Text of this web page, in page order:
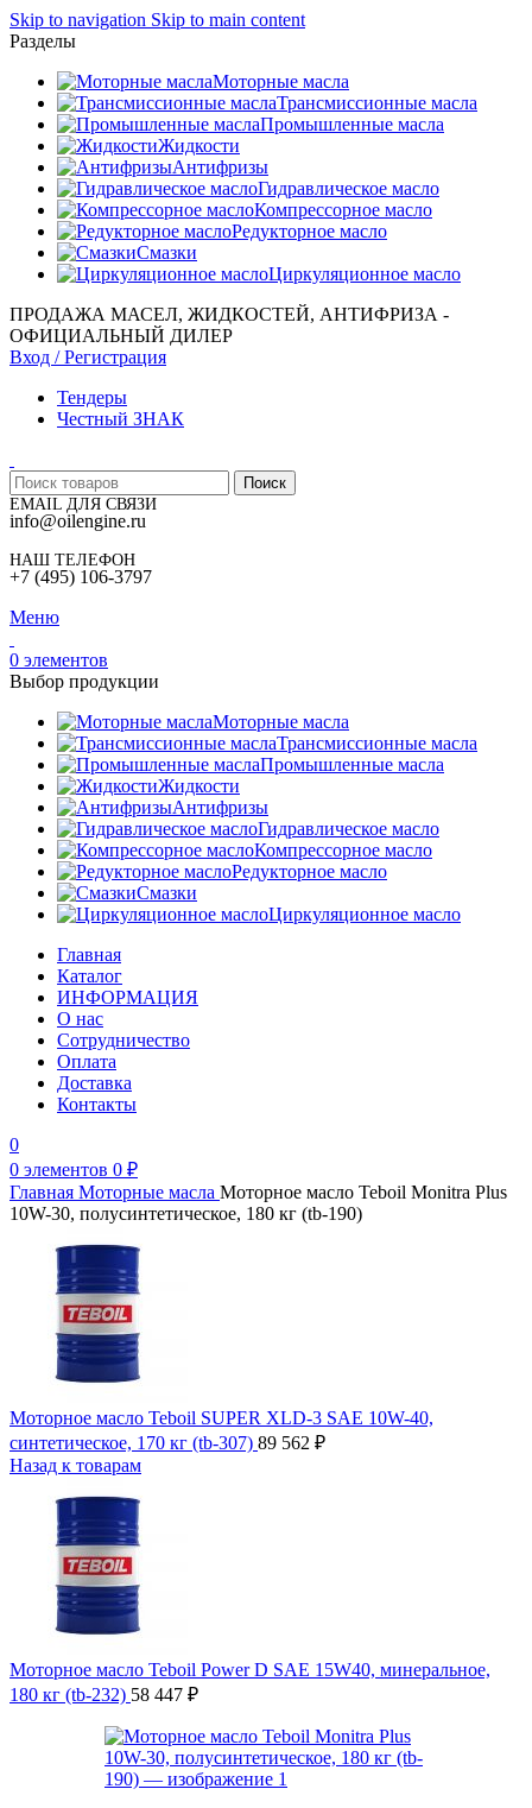
Skip to navigation Skip to main content
Разделы
Моторные масла
Трансмиссионные масла
Промышленные масла
Жидкости
Антифризы
Гидравлическое масло
Компрессорное масло
Редукторное масло
Смазки
Циркуляционное масло
ПРОДАЖА МАСЕЛ, ЖИДКОСТЕЙ, АНТИФРИЗА -
ОФИЦИАЛЬНЫЙ ДИЛЕР
Вход / Регистрация
Тендеры
Честный ЗНАК
Поиск
EMAIL ДЛЯ СВЯЗИ
info@oilengine.ru
НАШ ТЕЛЕФОН
+7 (495) 106-3797
Меню
0 элементов
Выбор продукции
Моторные масла
Трансмиссионные масла
Промышленные масла
Жидкости
Антифризы
Гидравлическое масло
Компрессорное масло
Редукторное масло
Смазки
Циркуляционное масло
Главная
Каталог
ИНФОРМАЦИЯ
О нас
Сотрудничество
Оплата
Доставка
Контакты
0
0 элементов 0 ₽
Главная Моторные масла Моторное масло Teboil Monitra Plus
10W-30, полусинтетическое, 180 кг (tb-190)
Моторное масло Teboil SUPER XLD-3 SAE 10W-40,
синтетическое, 170 кг (tb-307) 89 562 ₽
Назад к товарам
Моторное масло Teboil Power D SAE 15W40, минеральное,
180 кг (tb-232) 58 447 ₽